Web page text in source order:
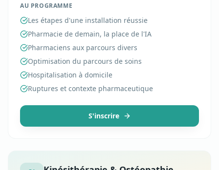
AU PROGRAMME
Les étapes d'une installation réussie
Pharmacie de demain, la place de l'IA
Pharmaciens aux parcours divers
Optimisation du parcours de soins
Hospitalisation à domicile
Ruptures et contexte pharmaceutique
S'inscrire